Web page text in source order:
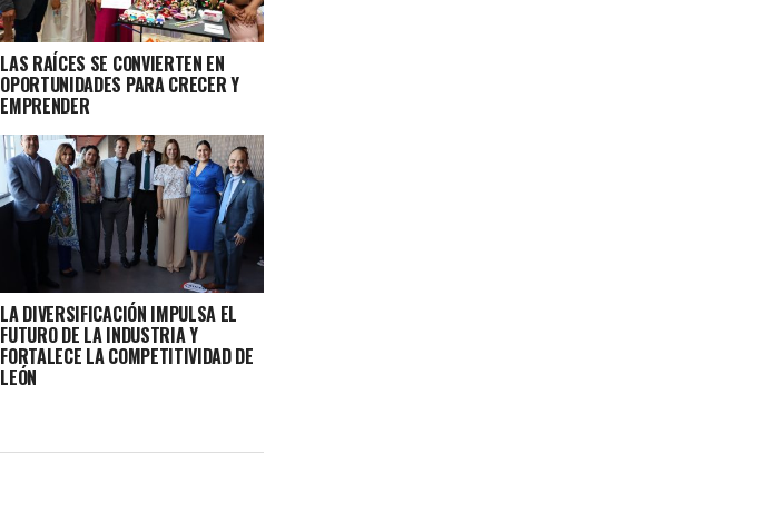
LAS RAÍCES SE CONVIERTEN EN
OPORTUNIDADES PARA CRECER Y
EMPRENDER
LA DIVERSIFICACIÓN IMPULSA EL
FUTURO DE LA INDUSTRIA Y
FORTALECE LA COMPETITIVIDAD DE
LEÓN